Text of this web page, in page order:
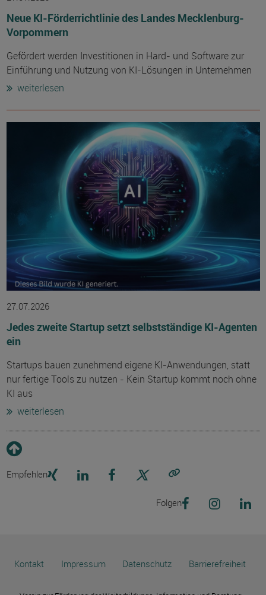
Neue KI-Förderrichtlinie des Landes Mecklenburg-
Vorpommern
Gefördert werden Investitionen in Hard- und Software zur
Einführung und Nutzung von KI-Lösungen in Unternehmen
weiterlesen
27.07.2026
Jedes zweite Startup setzt selbstständige KI-Agenten
ein
Startups bauen zunehmend eigene KI-Anwendungen, statt
nur fertige Tools zu nutzen - Kein Startup kommt noch ohne
KI aus
weiterlesen
Empfehlen
Folgen
Kontakt Impressum Datenschutz Barrierefreiheit